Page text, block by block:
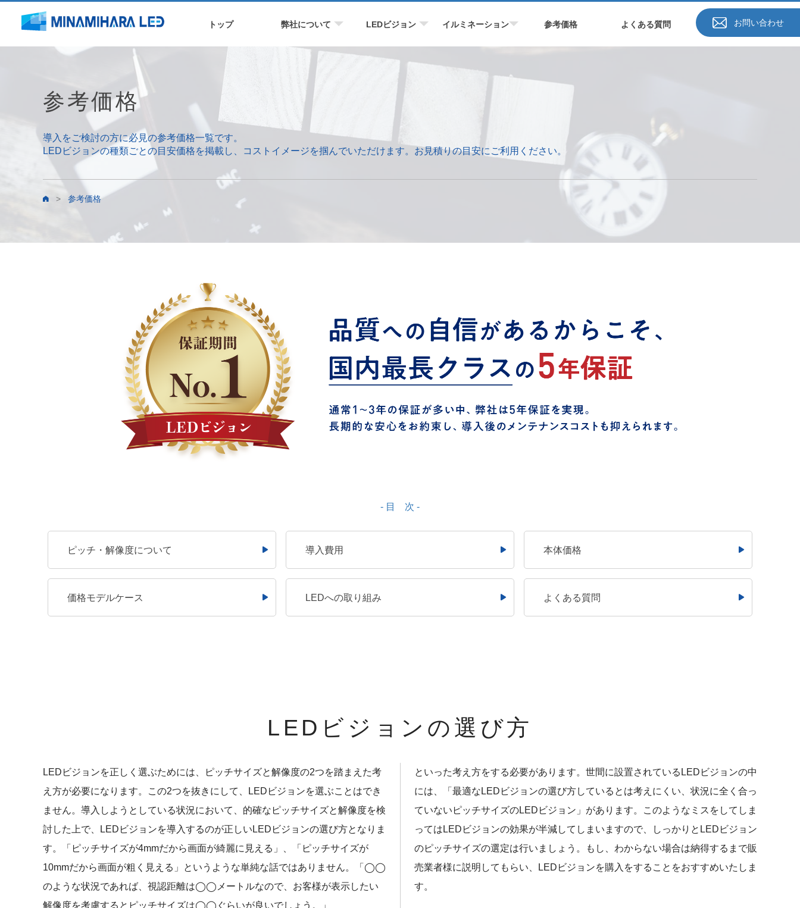
トップ 弊社について LEDビジョン イルミネーション 参考価格 よくある質問 お問い合わせ
参考価格
導入をご検討の方に必見の参考価格一覧です。
LEDビジョンの種類ごとの目安価格を掲載し、コストイメージを掴んでいただけます。お見積りの目安にご利用ください。
> 参考価格
- 目 次 -
ピッチ・解像度について 導入費用 本体価格
価格モデルケース LEDへの取り組み よくある質問
LEDビジョンの選び方
LEDビジョンを正しく選ぶためには、ピッチサイズと解像度の2つを踏まえた考
え方が必要になります。この2つを抜きにして、LEDビジョンを選ぶことはでき
ません。導入しようとしている状況において、的確なピッチサイズと解像度を検
討した上で、LEDビジョンを導入するのが正しいLEDビジョンの選び方となりま
す。「ピッチサイズが4mmだから画面が綺麗に見える」、「ピッチサイズが
10mmだから画面が粗く見える」というような単純な話ではありません。「◯◯
のような状況であれば、視認距離は◯◯メートルなので、お客様が表示したい
解像度を考慮するとピッチサイズは◯◯ぐらいが良いでしょう。」
といった考え方をする必要があります。世間に設置されているLEDビジョンの中
には、「最適なLEDビジョンの選び方しているとは考えにくい、状況に全く合っ
ていないピッチサイズのLEDビジョン」があります。このようなミスをしてしま
ってはLEDビジョンの効果が半減してしまいますので、しっかりとLEDビジョン
のピッチサイズの選定は行いましょう。もし、わからない場合は納得するまで販
売業者様に説明してもらい、LEDビジョンを購入をすることをおすすめいたしま
す。